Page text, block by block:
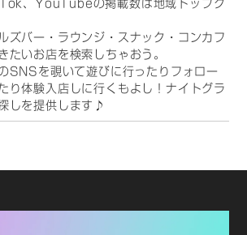
、YouTubeの掲載数は地域トップク
ズバー・ラウンジ・スナック・コンカフ
たいお店を検索しちゃおう。
SNSを覗いて遊びに行ったりフォロー
り体験入店しに行くもよし！ナイトグラ
しを提供します♪